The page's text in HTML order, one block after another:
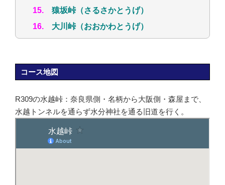
15. 猿坂峠（さるさかとうげ）
16. 大川峠（おおかわとうげ）
コース地図
R309の水越峠：奈良県側・名柄から大阪側・森屋まで、
水越トンネルを通らず水分神社を通る旧道を行く。